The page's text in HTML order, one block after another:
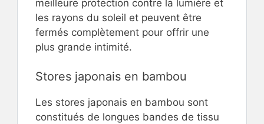
meilleure protection contre la lumière et
les rayons du soleil et peuvent être
fermés complètement pour offrir une
plus grande intimité.
Stores japonais en bambou
Les stores japonais en bambou sont
constitués de longues bandes de tissu